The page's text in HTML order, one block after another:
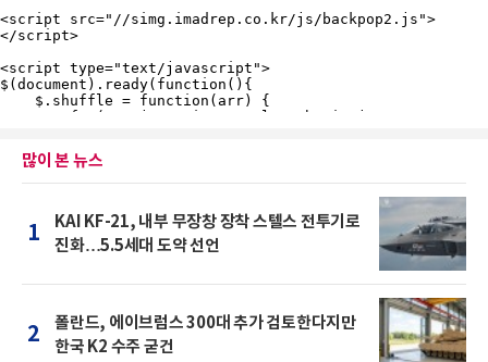
많이 본 뉴스
1
KAI KF-21, 내부 무장창 장착 스텔스 전투기로
진화…5.5세대 도약 선언
2
폴란드, 에이브럼스 300대 추가 검토한다지만
한국 K2 수주 굳건